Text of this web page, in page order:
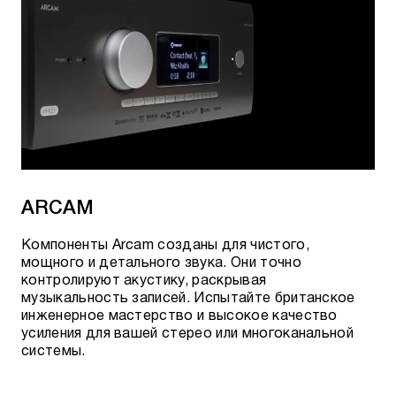
ARCAM
Компоненты Arcam созданы для чистого,
мощного и детального звука. Они точно
контролируют акустику, раскрывая
музыкальность записей. Испытайте британское
инженерное мастерство и высокое качество
усиления для вашей стерео или многоканальной
системы.